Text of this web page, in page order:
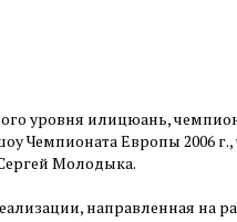
уровня илицюань,
Чемпионата Европы 2006
Молодыка.
направленная на